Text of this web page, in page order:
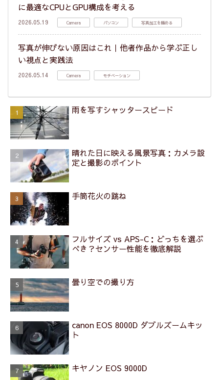
に最適なCPUとGPU構成を考える
2026.05.19 Camera パソコン 写真加工を極める
写真が伸びない原因はこれ｜他者作品から学ぶ正し
い視点と実践法
2026.05.14 Camera モチベーション
雨を写すシャッタースピード
晴れた日に映える風景写真：カメラ設
定と撮影のポイント
手筒花火の跳ね
フルサイズ vs APS-C：どっちを選ぶ
べき？センサー性能を徹底解説
曇り空での撮り方
canon EOS 8000D ダブルズームキッ
ト
キヤノン EOS 9000D